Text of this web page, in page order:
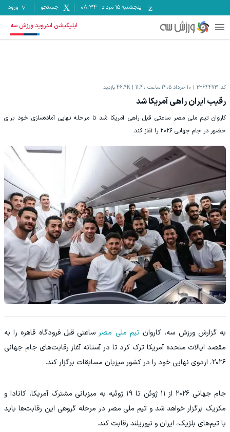
پنجشنبه ۱۵ مرداد -
08:34 جستجو ورود
اپلیکیشن اندروید ورزش سه
کد: 2364473 10 خرداد 1405 ساعت 11:40 46.9K بازدید
رقیب ایران راهی آمریکا شد
کاروان تیم ملی مصر ساعتی قبل راهی آمریکا شد تا مرحله نهایی آماده‌سازی خود برای
حضور در جام جهانی ۲۰۲۶ را آغاز کند.
به گزارش ورزش سه، کاروانتیم ملی مصر ساعتی قبل فرودگاه قاهره را به
مقصد ایالات متحده آمریکا ترک کرد تا در آستانه آغاز رقابت‌های جام جهانی
۲۰۲۶، اردوی نهایی خود را در کشور میزبان مسابقات برگزار کند.
جام جهانی ۲۰۲۶ از ۱۱ ژوئن تا ۱۹ ژوئیه به میزبانی مشترک آمریکا، کانادا و
مکزیک برگزار خواهد شد و تیم ملی مصر در مرحله گروهی این رقابت‌ها باید
با تیم‌های بلژیک، ایران و نیوزیلند رقابت کند.